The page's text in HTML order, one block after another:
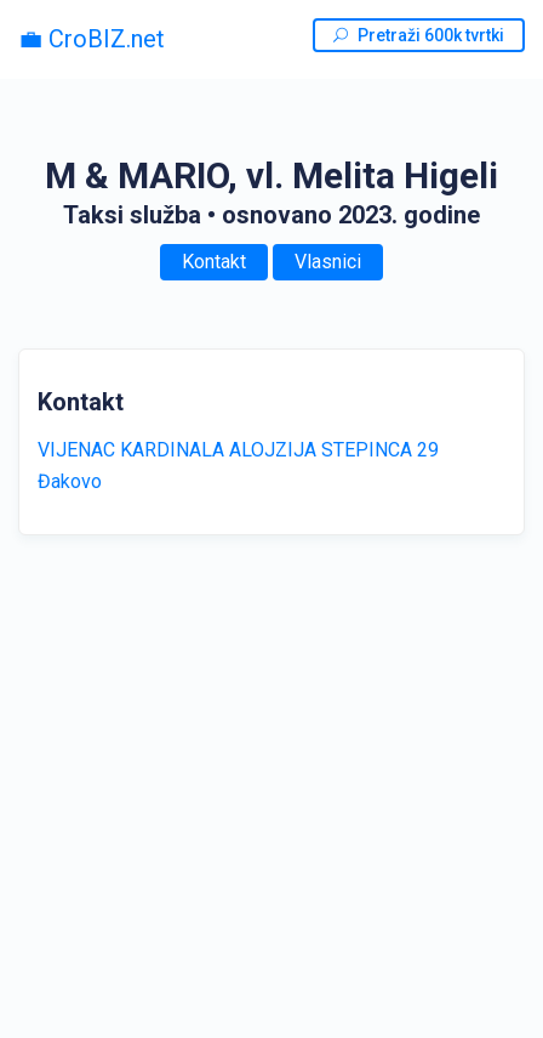
💼 CroBIZ.net Pretraži 600k tvrtki
M & MARIO, vl. Melita Higeli
Taksi služba • osnovano 2023. godine
Kontakt Vlasnici
Kontakt
VIJENAC KARDINALA ALOJZIJA STEPINCA 29
Đakovo